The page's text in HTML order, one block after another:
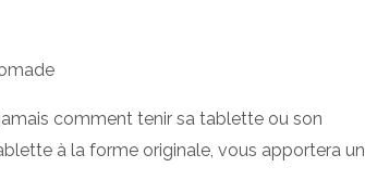
comment tenir sa tablette ou son
à la forme originale, vous apportera un